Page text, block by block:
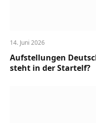
14. Juni 2026
Aufstellungen
steht in der Startelf?